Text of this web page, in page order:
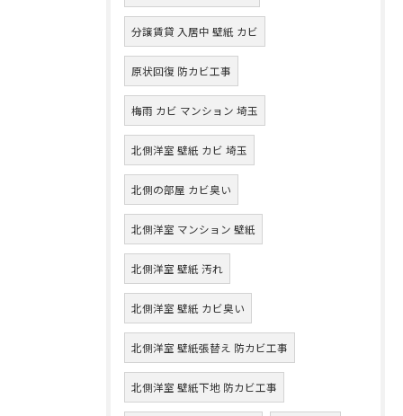
分譲賃貸 入居中 壁紙 カビ
原状回復 防カビ工事
梅雨 カビ マンション 埼玉
北側洋室 壁紙 カビ 埼玉
北側の部屋 カビ臭い
北側洋室 マンション 壁紙
北側洋室 壁紙 汚れ
北側洋室 壁紙 カビ臭い
北側洋室 壁紙張替え 防カビ工事
北側洋室 壁紙下地 防カビ工事